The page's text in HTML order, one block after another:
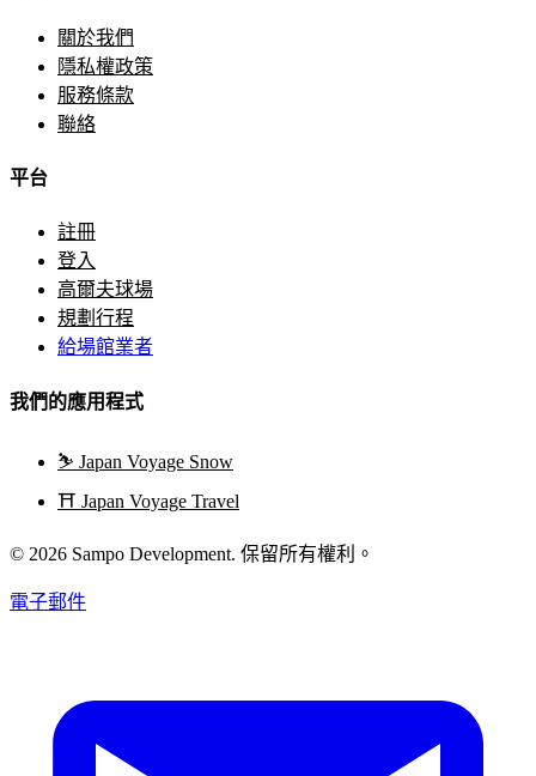
關於我們
隱私權政策
服務條款
聯絡
平台
註冊
登入
高爾夫球場
規劃行程
給場館業者
我們的應用程式
⛷️ Japan Voyage Snow
⛩️ Japan Voyage Travel
© 2026 Sampo Development. 保留所有權利。
電子郵件